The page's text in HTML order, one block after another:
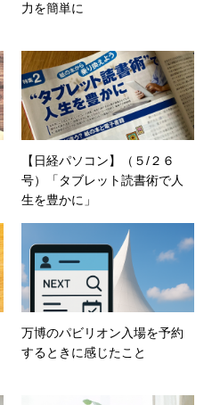
力を簡単に
【日経パソコン】（５/２６
号）「タブレット読書術で人
生を豊かに」
万博のパビリオン入場を予約
するときに感じたこと